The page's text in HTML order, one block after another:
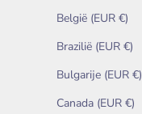
België (EUR €)
Brazilië (EUR €)
Bulgarije (EUR €)
Canada (EUR €)